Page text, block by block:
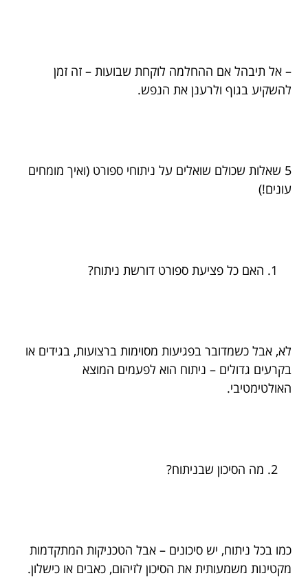
– אל תיבהל אם ההחלמה לוקחת שבועות – זה זמן
להשקיע בגוף ולרענן את הנפש.
5 שאלות שכולם שואלים על ניתוחי ספורט (ואיך מומחים
עונים!)
האם כל פציעת ספורט דורשת ניתוח?
לא, אבל כשמדובר בפגיעות מסוימות ברצועות, בגידים או
בקרעים גדולים – ניתוח הוא לפעמים המוצא
האולטימטיבי.
מה הסיכון שבניתוח?
כמו בכל ניתוח, יש סיכונים – אבל הטכניקות המתקדמות
מקטינות משמעותית את הסיכון לזיהום, כאבים או כישלון.